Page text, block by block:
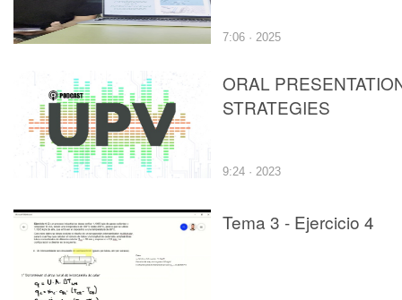
7:06 · 2025
ORAL
STRATEGIES
9:24 · 2023
Tema 3 - Ejercicio 4